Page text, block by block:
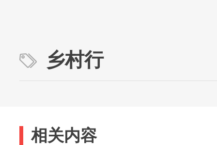
乡村行
相关内容